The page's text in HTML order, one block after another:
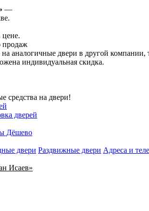
—
продаж
аналогичные двери в другой компании,
индивидуальная скидка.
средства на двери!
дверей
Дёшево
двери Раздвижные двери Адреса и
Исаев»